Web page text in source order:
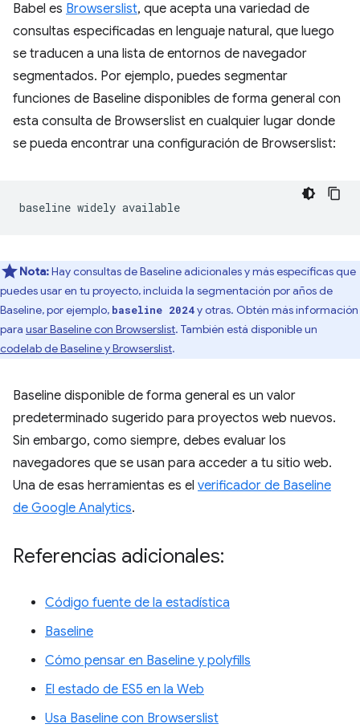
Babel es Browserslist, que acepta una variedad de
consultas especificadas en lenguaje natural, que luego
se traducen a una lista de entornos de navegador
segmentados. Por ejemplo, puedes segmentar
funciones de Baseline disponibles de forma general con
esta consulta de Browserslist en cualquier lugar donde
se pueda encontrar una configuración de Browserslist:
Nota:Hay consultas de Baseline adicionales y más específicas que
puedes usar en tu proyecto, incluida la segmentación por años de
Baseline, por ejemplo, baseline 2024y otras. Obtén más información
para usar Baseline con Browserslist. También está disponible un
codelab de Baseline y Browserslist.
Baseline disponible de forma general es un valor
predeterminado sugerido para proyectos web nuevos.
Sin embargo, como siempre, debes evaluar los
navegadores que se usan para acceder a tu sitio web.
Una de esas herramientas es el verificador de Baseline
de Google Analytics.
Referencias adicionales:
Código fuente de la estadística
Baseline
Cómo pensar en Baseline y polyfills
El estado de ES5 en la Web
Usa Baseline con Browserslist